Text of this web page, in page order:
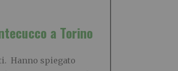
a Torino
Hanno spiegato